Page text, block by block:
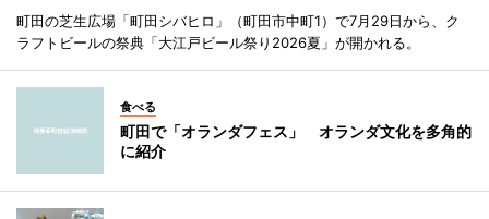
町田の芝生広場「町田シバヒロ」（町田市中町1）で7月29日から、ク
ラフトビールの祭典「大江戸ビール祭り2026夏」が開かれる。
食べる
町田で「オランダフェス」 オランダ文化を多角的
に紹介